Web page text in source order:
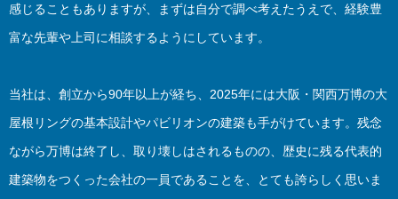
感じることもありますが、まずは自分で調べ考えたうえで、経験豊
富な先輩や上司に相談するようにしています。
当社は、創立から90年以上が経ち、2025年には大阪・関西万博の大
屋根リングの基本設計やパビリオンの建築も手がけています。残念
ながら万博は終了し、取り壊しはされるものの、歴史に残る代表的
建築物をつくった会社の一員であることを、とても誇らしく思いま